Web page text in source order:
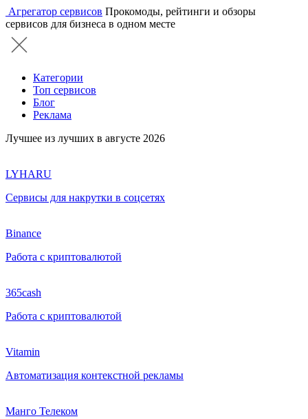
Агрегатор сервисов Прокомоды, рейтинги и обзоры
сервисов для бизнеса в одном месте
Категории
Топ сервисов
Блог
Реклама
Лучшее из лучших в августе 2026
LYHARU
Сервисы для накрутки в соцсетях
Binance
Работа с криптовалютой
365cash
Работа с криптовалютой
Vitamin
Автоматизация контекстной рекламы
Манго Телеком